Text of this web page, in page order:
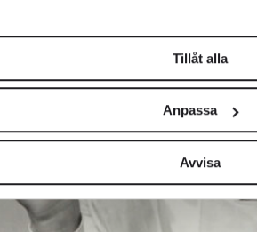
kan i sin tur kombinera
de har samlat in när du har använt
hur vi hanterar personuppgifter kan
Tillåt alla
Anpassa
Avvisa